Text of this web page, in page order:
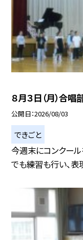
８月３日（月）合唱
公開日 2026/08/03
できごと
今週末にコンクー
でも練習も行い、表